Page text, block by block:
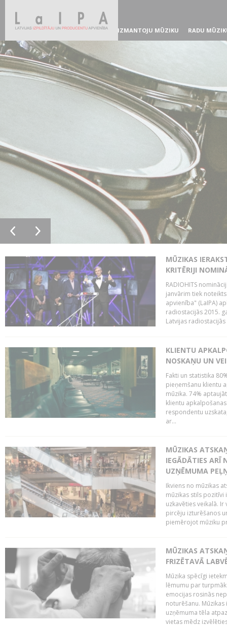
IZMANTOJU MŪZIKU RADU
MŪZIKAS
KRITĒRIJI
RADIOHITS
janvārim tiek
apvienība" (LaIPA)
radiostacijās 2015.
Latvijas
KLIENTU
NOSKAŅU UN
Fakti un statistika
pieņemšanu klientu
mūzika. 74%
klientu
respondentu
ar...
MŪZIKAS
IEGĀDĀTIES ARĪ
UZŅĒMUMA
Ikviens no mūzikas
mūzikas stils pozitīvi
uzkavēties veikalā.
pircēju izturēšanos
piemērojot mūziku
MŪZIKAS
FRIZĒTAVĀ
Mūzika spēcīgi
lēmumu par
emocijas rosinās
noturēšanu.
uzņēmuma tēla
vietas mēdz